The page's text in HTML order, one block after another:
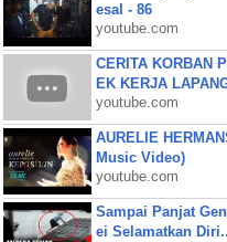
esal - 86
youtube.com
CERITA KORBAN
EK KERJA
youtube.com
AURELIE
Music Video)
youtube.com
Sampai Panjat
ei Selamatkan